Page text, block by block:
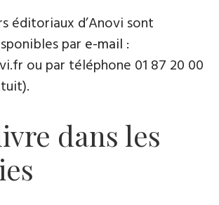
éditoriaux d’Anovi sont
par e-mail :
ou par téléphone ​​0​1 87 20 00
dans les